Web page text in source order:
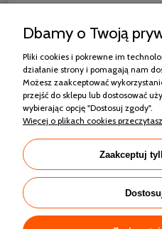
CZARNA RAMA
564,42 zł
Moje
Dbamy o Twoją
Pliki cookies i pokrewne im
działanie strony i pomagają nam
Możesz zaakceptować
przejść do sklepu lub dostosować
wybierając opcję "Dostosuj zgody".
Więcej o plikach cookies
Zaakceptuj